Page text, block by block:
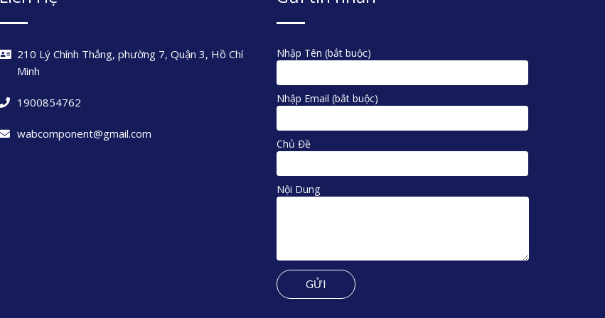
210 Lý Chính Thắng, phường 7, Quận 3, Hồ Chí
Minh
1900854762
wabcomponent@gmail.com
Nhập Tên (bắt buộc)
Nhập Email (bắt buộc)
Chủ Đề
Nội Dung